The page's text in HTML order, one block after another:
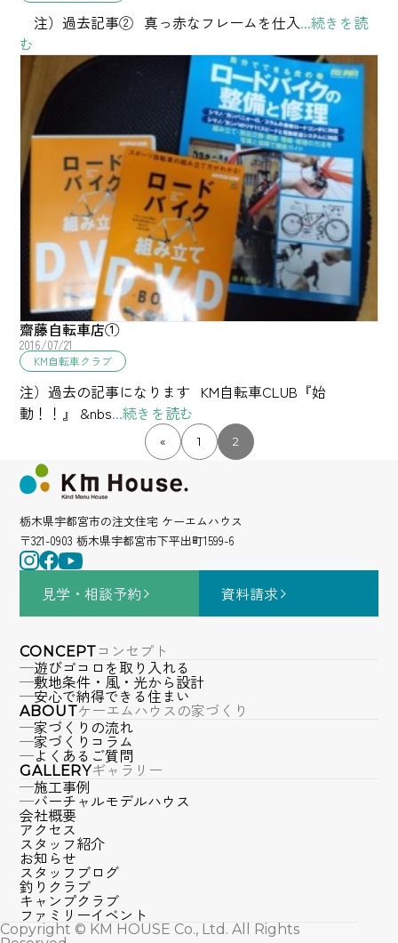
注）過去記事② 真っ赤なフレームを仕入...続きを読
む
齋藤自転車店①
2016/07/21
KM自転車クラブ
注）過去の記事になります KM自転車CLUB『始
動！！』 &nbs...続きを読む
« 1 2
栃木県宇都宮市の注文住宅 ケーエムハウス
〒321-0903 栃木県宇都宮市下平出町1599-6
見学・相談予約 資料請求
CONCEPTコンセプト
遊びゴコロを取り入れる
敷地条件・風・光から設計
安心で納得できる住まい
ABOUTケーエムハウスの家づくり
家づくりの流れ
家づくりコラム
よくあるご質問
GALLERYギャラリー
施工事例
バーチャルモデルハウス
会社概要
アクセス
スタッフ紹介
お知らせ
スタッフブログ
釣りクラブ
キャンプクラブ
ファミリーイベント
Copyright © KM HOUSE Co., Ltd. All Rights